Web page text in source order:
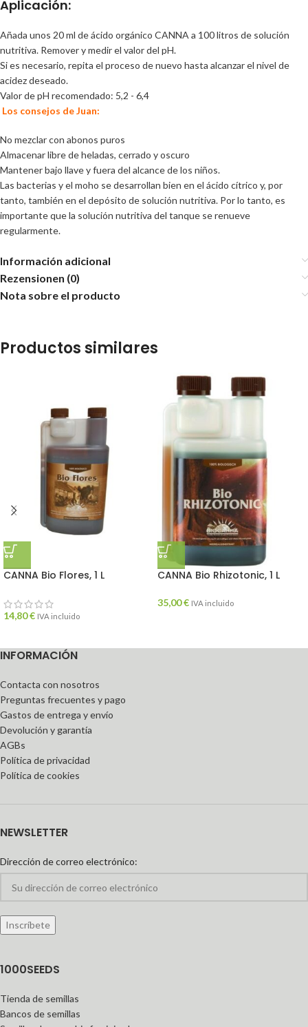
Aplicación:
Añada unos 20 ml de ácido orgánico CANNA a 100 litros de solución
nutritiva. Remover y medir el valor del pH.
Si es necesario, repita el proceso de nuevo hasta alcanzar el nivel de
acidez deseado.
Valor de pH recomendado: 5,2 - 6,4
Los consejos de Juan:
No mezclar con abonos puros
Almacenar libre de heladas, cerrado y oscuro
Mantener bajo llave y fuera del alcance de los niños.
Las bacterias y el moho se desarrollan bien en el ácido cítrico y, por
tanto, también en el depósito de solución nutritiva. Por lo tanto, es
importante que la solución nutritiva del tanque se renueve
regularmente.
Información adicional
Rezensionen (0)
Nota sobre el producto
Productos similares
CANNA Bio Flores, 1 L
14,80€ IVA incluido
CANNA Bio Rhizotonic, 1 L
35,00€ IVA incluido
INFORMACIÓN
Contacta con nosotros
Preguntas frecuentes y pago
Gastos de entrega y envío
Devolución y garantía
AGBs
Política de privacidad
Política de cookies
NEWSLETTER
Dirección de correo electrónico:
1000SEEDS
Tienda de semillas
Bancos de semillas